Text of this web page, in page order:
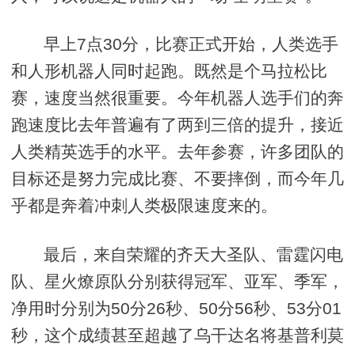
早上7点30分，比赛正式开始，人类选手
和人形机器人同时起跑。既然是个马拉松比
赛，速度当然很重要。今年机器人选手们的奔
跑速度比去年普遍有了两到三倍的提升，接近
人类精英选手的水平。去年参赛，许多团队的
目标还是努力完成比赛、不要摔倒，而今年几
乎都是奔着冲刺人类极限速度来的。
最后，来自荣耀的齐天大圣队、雷霆闪电
队、星火燎原队分别获得冠军、亚军、季军，
净用时分别为50分26秒、50分56秒、53分01
秒，这个成绩甚至超越了乌干达名将基普利莫